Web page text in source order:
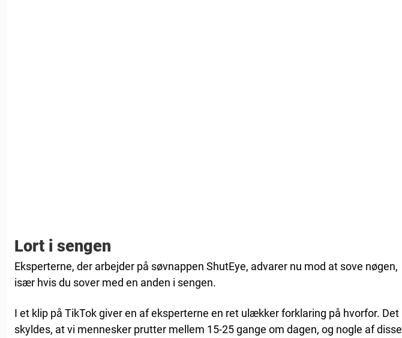
Lort i sengen
Eksperterne, der arbejder på søvnappen ShutEye, advarer nu mod at sove nøgen,
især hvis du sover med en anden i sengen.
I et klip på TikTok giver en af ​​eksperterne en ret ulækker forklaring på hvorfor. Det
skyldes, at vi mennesker prutter mellem 15-25 gange om dagen, og nogle af disse